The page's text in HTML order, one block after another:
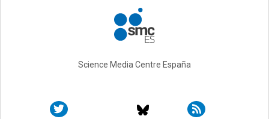
Science Media Centre España